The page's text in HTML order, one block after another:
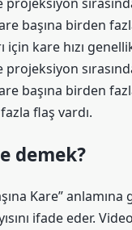
başına birden
için kare hızı
projeksiyon
başına birden
flaş vardı.
demek?
Kare”
ifade eder.